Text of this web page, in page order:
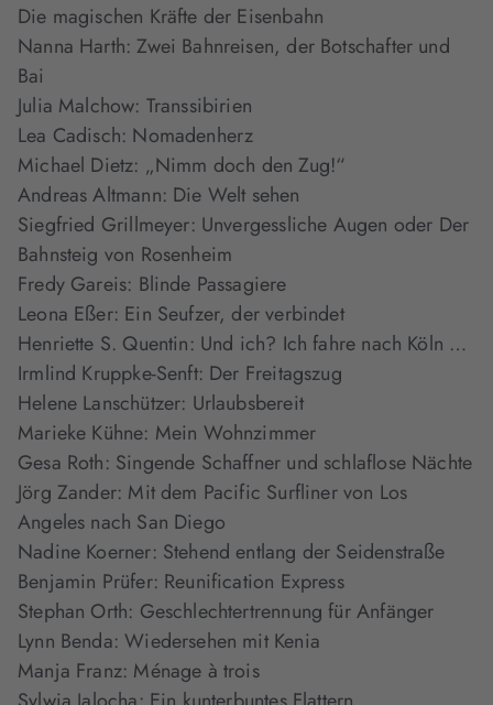
Die magischen Kräfte der Eisenbahn
Nanna Harth: Zwei Bahnreisen, der Botschafter und
Bai
Julia Malchow: Transsibirien
Lea Cadisch: Nomadenherz
Michael Dietz: „Nimm doch den Zug!“
Andreas Altmann: Die Welt sehen
Siegfried Grillmeyer: Unvergessliche Augen oder Der
Bahnsteig von Rosenheim
Fredy Gareis: Blinde Passagiere
Leona Eßer: Ein Seufzer, der verbindet
Henriette S. Quentin: Und ich? Ich fahre nach Köln …
Irmlind Kruppke-Senft: Der Freitagszug
Helene Lanschützer: Urlaubsbereit
Marieke Kühne: Mein Wohnzimmer
Gesa Roth: Singende Schaffner und schlaflose Nächte
Jörg Zander: Mit dem Pacific Surfliner von Los
Angeles nach San Diego
Nadine Koerner: Stehend entlang der Seidenstraße
Benjamin Prüfer: Reunification Express
Stephan Orth: Geschlechtertrennung für Anfänger
Lynn Benda: Wiedersehen mit Kenia
Manja Franz: Ménage à trois